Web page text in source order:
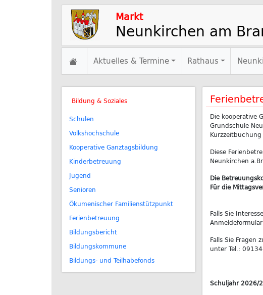
Markt
Neunkirchen am
Aktuelles & Termine Rathaus
Bildung & Soziales
Schulen
Volkshochschule
Kooperative Ganztagsbildung
Kinderbetreuung
Jugend
Senioren
Ökumenischer Familienstützpunkt
Ferienbetreuung
Bildungsbericht
Bildungskommune
Bildungs- und Teilhabefonds
Die kooperative
Grundschule
Diese
Neunkirchen
Die
Für die
Falls Sie
Falls Sie Fragen
unter Tel.:
Schuljahr 2026/